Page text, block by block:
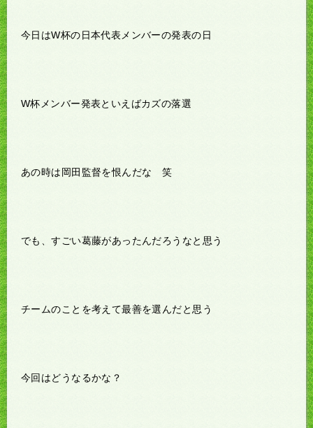
今日はW杯の日本代表メンバーの発表の日
W杯メンバー発表といえばカズの落選
あの時は岡田監督を恨んだな 笑
でも、すごい葛藤があったんだろうなと思う
チームのことを考えて最善を選んだと思う
今回はどうなるかな？